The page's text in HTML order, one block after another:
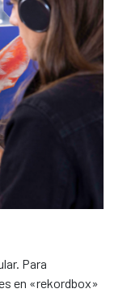
Para
en «rekordbox»